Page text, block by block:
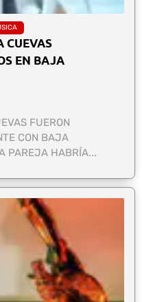
CUEVAS
EN BAJA
FUERON
CON BAJA
PAREJA HABRÍA...